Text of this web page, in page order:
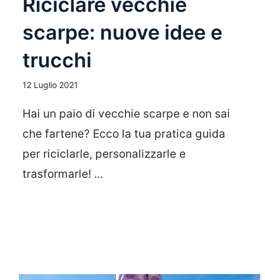
scarpe: nuove idee e
trucchi
12 Luglio 2021
Hai un paio di vecchie scarpe e non sai
che fartene? Ecco la tua pratica guida
per riciclarle, personalizzarle e
trasformarle! ...